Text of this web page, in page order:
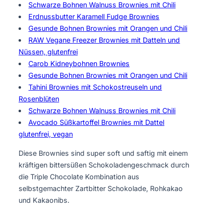
Schwarze Bohnen Walnuss Brownies mit Chili
Erdnussbutter Karamell Fudge Brownies
Gesunde Bohnen Brownies mit Orangen und Chili
RAW Vegane Freezer Brownies mit Datteln und
Nüssen, glutenfrei
Carob Kidneybohnen Brownies
Gesunde Bohnen Brownies mit Orangen und Chili
Tahini Brownies mit Schokostreuseln und
Rosenblüten
Schwarze Bohnen Walnuss Brownies mit Chili
Avocado Süßkartoffel Brownies mit Dattel
glutenfrei, vegan
Diese Brownies sind super soft und saftig mit einem
kräftigen bittersüßen Schokoladengeschmack durch
die Triple Chocolate Kombination aus
selbstgemachter Zartbitter Schokolade, Rohkakao
und Kakaonibs.